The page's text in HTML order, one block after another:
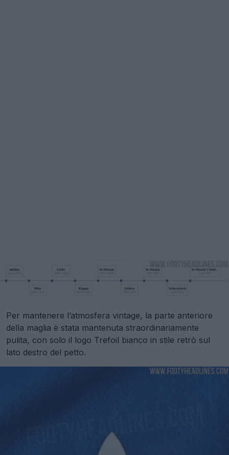
Per mantenere l’atmosfera vintage, la parte anteriore
della maglia è stata mantenuta straordinariamente
pulita, con solo il logo Trefoil bianco in stile retrò sul
lato destro del petto.